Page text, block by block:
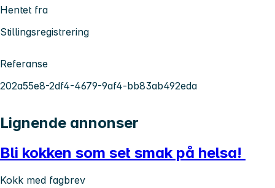
Hentet fra
Stillingsregistrering
Referanse
202a55e8-2df4-4679-9af4-bb83ab492eda
Lignende annonser
Bli kokken som set smak på helsa!
Kokk med fagbrev